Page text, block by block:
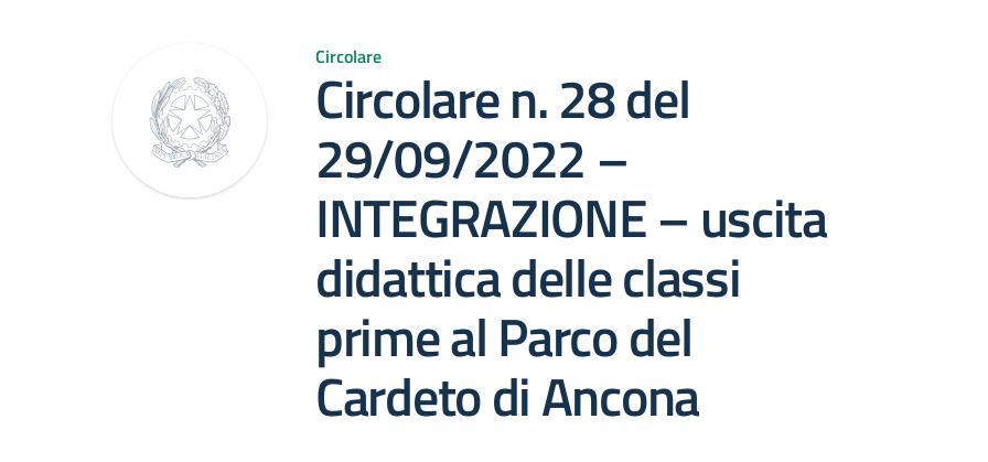
Circolare
Circolare n. 28 del
29/09/2022 –
INTEGRAZIONE – uscita
didattica delle classi
prime al Parco del
Cardeto di Ancona